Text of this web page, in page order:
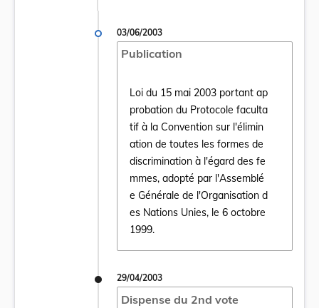
03/06/2003
Publication
Loi du 15 mai 2003 portant ap
probation du Protocole faculta
tif à la Convention sur l'élimin
ation de toutes les formes de
discrimination à l'égard des fe
mmes, adopté par l'Assemblé
e Générale de l'Organisation d
es Nations Unies, le 6 octobre
1999.
Ouvrir le document Loi du 15 mai 2003
29/04/2003
Dispense du 2nd vote